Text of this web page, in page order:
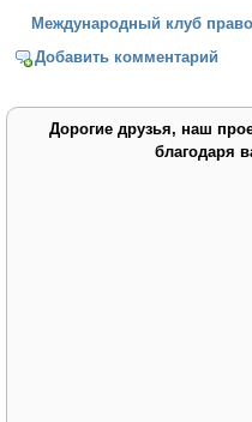
Международный клуб
Добавить комментарий
Дорогие друзья, наш
благодаря